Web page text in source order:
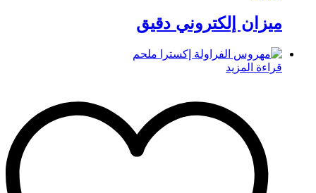
ميزان إلكتروني دقيق
قراءة المزيد